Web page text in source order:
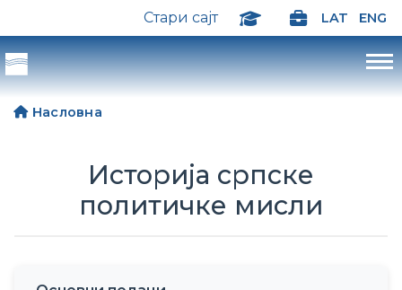
Стари сајт LAT ENG
Насловна
Историја српске
политичке мисли